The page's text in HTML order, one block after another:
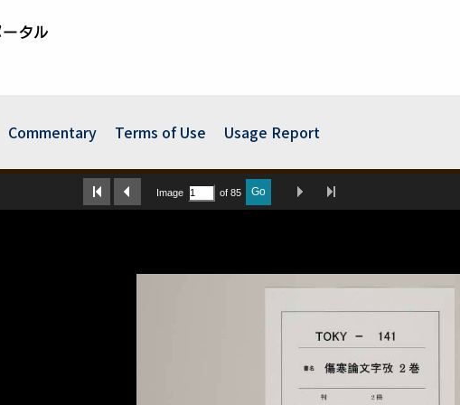
Commentary Terms of Use Usage Report